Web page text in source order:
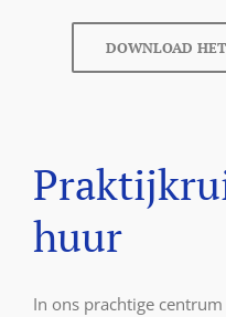
DOWNLOAD
huur
In ons prachtige